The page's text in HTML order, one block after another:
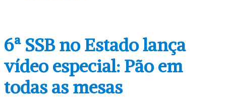
6ª SSB no Estado lança
vídeo especial: Pão em
todas as mesas